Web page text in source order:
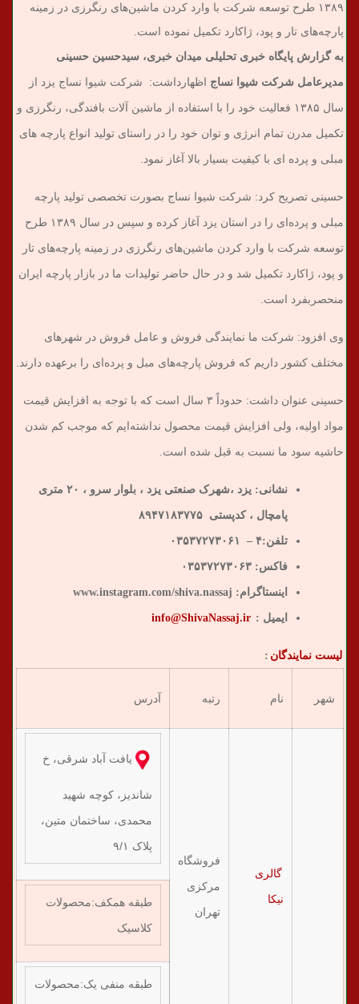
۱۳۸۹ طرح توسعه شرکت با وارد کردن ماشین‌های رنگرزی در زمینه
پارچه‌های تار و پود، ژاکارد تکمیل نموده است.
به گزارش پایگاه خبری تحلیلی میدان خبری، سیدحسین حسینی
مدیرعامل شرکت شیوا نساج اظهارداشت: شرکت شیوا نساج یزد از
سال ۱۳۸۵ فعالیت خود را با استفاده از ماشین آلات بافندگی، رنگرزی و
تکمیل مدرن تمام انرژی و توان خود را در راستای تولید انواع پارچه های
مبلی و پرده ای با کیفیت بسیار بالا آغاز نمود.
حسینی تصریح کرد: شرکت شیوا نساج بصورت تخصصی تولید پارچه
مبلی و پرده‌ای را در استان یزد آغاز کرده و سپس در سال ۱۳۸۹ طرح
توسعه شرکت با وارد کردن ماشین‌های رنگرزی در زمینه پارچه‌های تار
و پود، ژاکارد تکمیل شد و در حال حاضر تولیدات ما در بازار پارچه ایران
منحصربفرد است.
وی افزود: شرکت ما نمایندگی فروش و عامل فروش در شهرهای
مختلف کشور داریم که فروش پارچه‌های مبل و پرده‌ای را برعهده دارند.
حسینی عنوان داشت: حدوداً ۳ سال است که با توجه به افزایش قیمت
مواد اولیه، ولی افزایش قیمت محصول نداشته‌ایم که موجب کم شدن
حاشیه سود ما نسبت به قبل شده است.
نشانی: یزد ،شهرک صنعتی یزد ، بلوار سرو ، ۲۰ متری
پامچال ، کدپستی ۸۹۴۷۱۸۳۷۷۵
تلفن:۴ – ۰۳۵۳۷۲۷۳۰۶۱
فاکس: ۰۳۵۳۷۲۷۳۰۶۳
اینستاگرام: www.instagram.com/shiva.nassaj
ایمیل : info@ShivaNassaj.ir
لیست نمایندگان :
شهر نام رتبه آدرس
گالری
نیکا
فروشگاه
مرکزی
تهران
یافت آباد شرقی، خ
شاندیز، کوچه شهید
محمدی، ساختمان متین،
پلاک ۹/۱
طبقه همکف:‌محصولات
کلاسیک
طبقه منفی یک:‌محصولات